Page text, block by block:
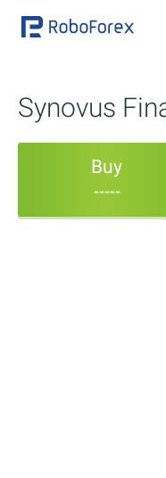
Synovus
Buy
-----